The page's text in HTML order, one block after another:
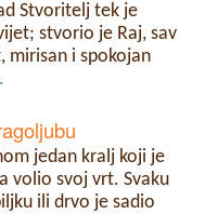
Stvoritelj tek je
stvorio je Raj, sav
mirisan i spokojan
jedan kralj koji je
volio svoj vrt. Svaku
ili drvo je sadio